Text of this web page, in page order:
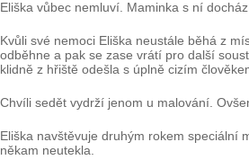
Eliška vůbec nemluví. Maminka s ní
Kvůli své nemoci Eliška neustále běhá z
odběhne a pak se zase vrátí pro další
klidně z hřiště odešla s úplně cizím
Chvíli sedět vydrží jenom u malování.
Eliška navštěvuje druhým rokem speciální
někam neutekla.